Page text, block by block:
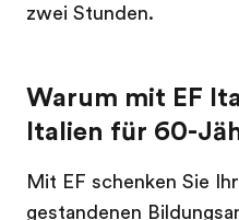
zwei Stunden.
Warum mit EF
Italien für 60-
Mit EF schenken Sie
gestandenen